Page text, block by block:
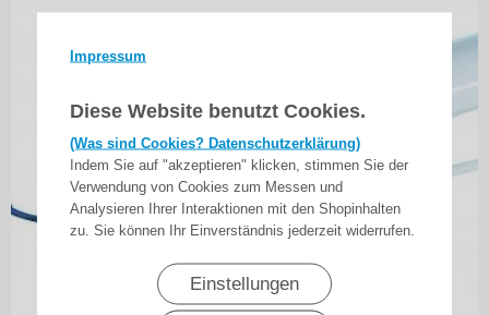
Impressum
Diese Website benutzt Cookies.
(Was sind Cookies? Datenschutzerklärung)
Indem Sie auf "akzeptieren" klicken, stimmen Sie der
Verwendung von Cookies zum Messen und
Analysieren Ihrer Interaktionen mit den Shopinhalten
zu. Sie können Ihr Einverständnis jederzeit widerrufen.
Einstellungen
Einzel-, Gruppen- und Zentralsteuerung möglich mit bis zu 16
Sanftanschlag oben – Optimale Anpassung der Schließkräfte
Vor-Ort-Bedienung mit herkömmlichem Einfachtaster